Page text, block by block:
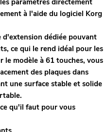
paramètres directement
à l'aide du logiciel Korg
d'extension dédiée pouvant
ce qui le rend idéal pour les
le modèle à 61 touches, vous
des plaques dans
une surface stable et solide
qu'il faut pour vous